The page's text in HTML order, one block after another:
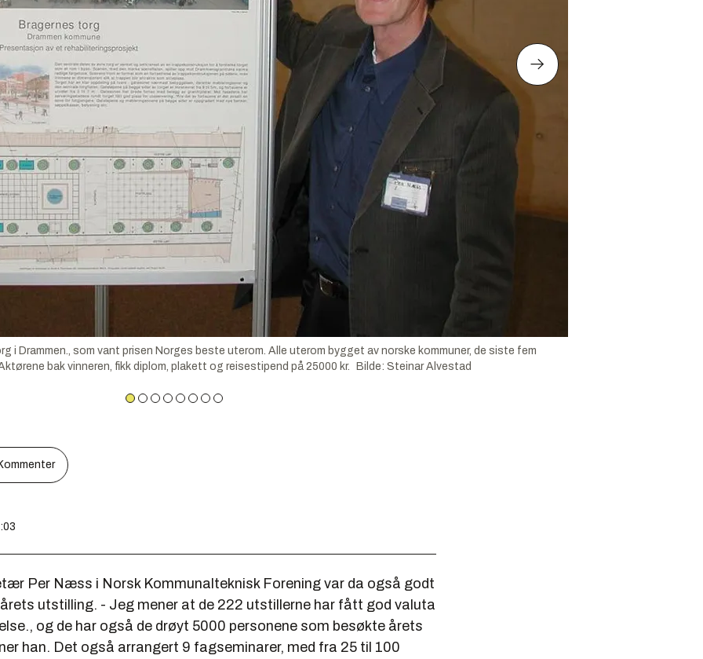
i Drammen., som vant prisen Norges beste uterom. Alle uterom bygget av norske kommuner, de siste fem
bak vinneren, fikk diplom, plakett og reisestipend på 25000 kr.
Bilde: Steinar Alvestad
Per Næss i Norsk Kommunalteknisk Forening var da også godt
utstilling. - Jeg mener at de 222 utstillerne har fått god valuta
og de har også de drøyt 5000 personene som besøkte årets
han. Det også arrangert 9 fagseminarer, med fra 25 til 100